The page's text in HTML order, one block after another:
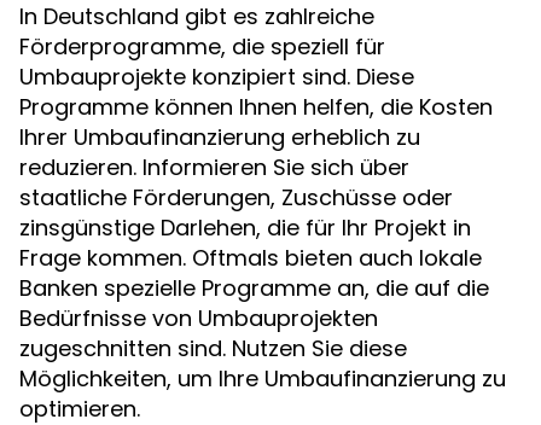
In Deutschland gibt es zahlreiche
Förderprogramme, die speziell für
Umbauprojekte konzipiert sind. Diese
Programme können Ihnen helfen, die Kosten
Ihrer Umbaufinanzierung erheblich zu
reduzieren. Informieren Sie sich über
staatliche Förderungen, Zuschüsse oder
zinsgünstige Darlehen, die für Ihr Projekt in
Frage kommen. Oftmals bieten auch lokale
Banken spezielle Programme an, die auf die
Bedürfnisse von Umbauprojekten
zugeschnitten sind. Nutzen Sie diese
Möglichkeiten, um Ihre Umbaufinanzierung zu
optimieren.